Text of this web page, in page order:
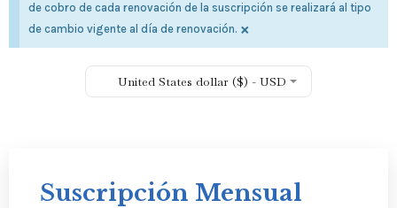
de cobro de cada renovación de la suscripción se realizará al tipo
de cambio vigente al día de renovación. ×
United States dollar ($) - USD
Suscripción Mensual